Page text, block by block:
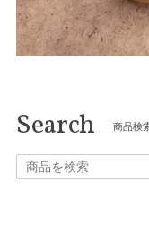
Search 商品検